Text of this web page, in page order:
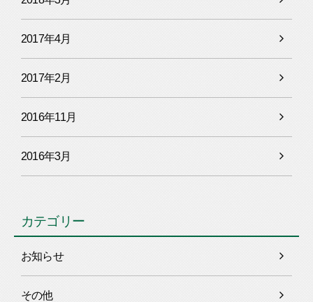
2017年4月
2017年2月
2016年11月
2016年3月
カテゴリー
お知らせ
その他